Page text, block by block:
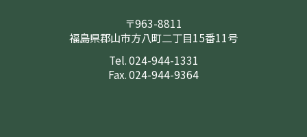
〒963-8811
福島県郡山市方八町二丁目15番11号
Tel. 024-944-1331
Fax. 024-944-9364